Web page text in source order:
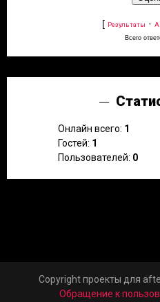
[ Результаты ·
Всего
Онлайн всего: 1
Гостей: 1
Пользователей: 0
Copyright проекты для
Обращение к